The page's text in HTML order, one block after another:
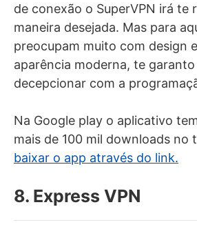
de conexão o SuperVPN irá te
maneira desejada. Mas para
preocupam muito com design
aparência moderna, te
decepcionar com a
Na Google play o aplicativo
mais de 100 mil downloads no
baixar o app através do link.
8. Express VPN